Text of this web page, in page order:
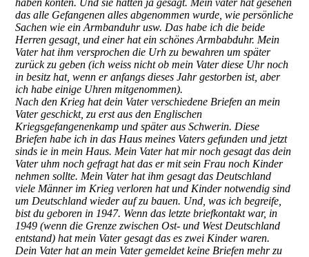
haben konten. Und sie hatten ja gesagt. Mein vater hat gesehen
das alle Gefangenen alles abgenommen wurde, wie persönliche
Sachen wie ein Armbanduhr usw. Das habe ich die beide
Herren gesagt, und einer hat ein schönes Armbabduhr. Mein
Vater hat ihm versprochen die Urh zu bewahren um später
zurück zu geben (ich weiss nicht ob mein Vater diese Uhr noch
in besitz hat, wenn er anfangs dieses Jahr gestorben ist, aber
ich habe einige Uhren mitgenommen).
Nach den Krieg hat dein Vater verschiedene Briefen an mein
Vater geschickt, zu erst aus den Englischen
Kriegsgefangenenkamp und später aus Schwerin. Diese
Briefen habe ich in das Haus meines Vaters gefunden und jetzt
sinds ie in mein Haus. Mein Vater hat mir noch gesagt das dein
Vater uhm noch gefragt hat das er mit sein Frau noch Kinder
nehmen sollte. Mein Vater hat ihm gesagt das Deutschland
viele Männer im Krieg verloren hat und Kinder notwendig sind
um Deutschland wieder auf zu bauen. Und, was ich begreife,
bist du geboren in 1947. Wenn das letzte briefkontakt war, in
1949 (wenn die Grenze zwischen Ost- und West Deutschland
entstand) hat mein Vater gesagt das es zwei Kinder waren.
Dein Vater hat an mein Vater gemeldet keine Briefen mehr zu